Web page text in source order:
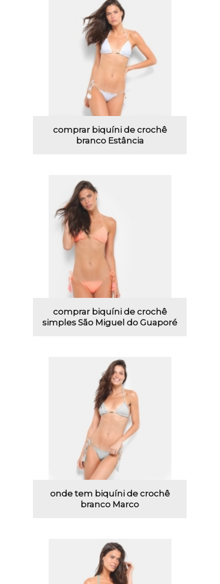
comprar biquíni de crochê
branco Estância
comprar biquíni de crochê
simples São Miguel do Guaporé
onde tem biquíni de crochê
branco Marco